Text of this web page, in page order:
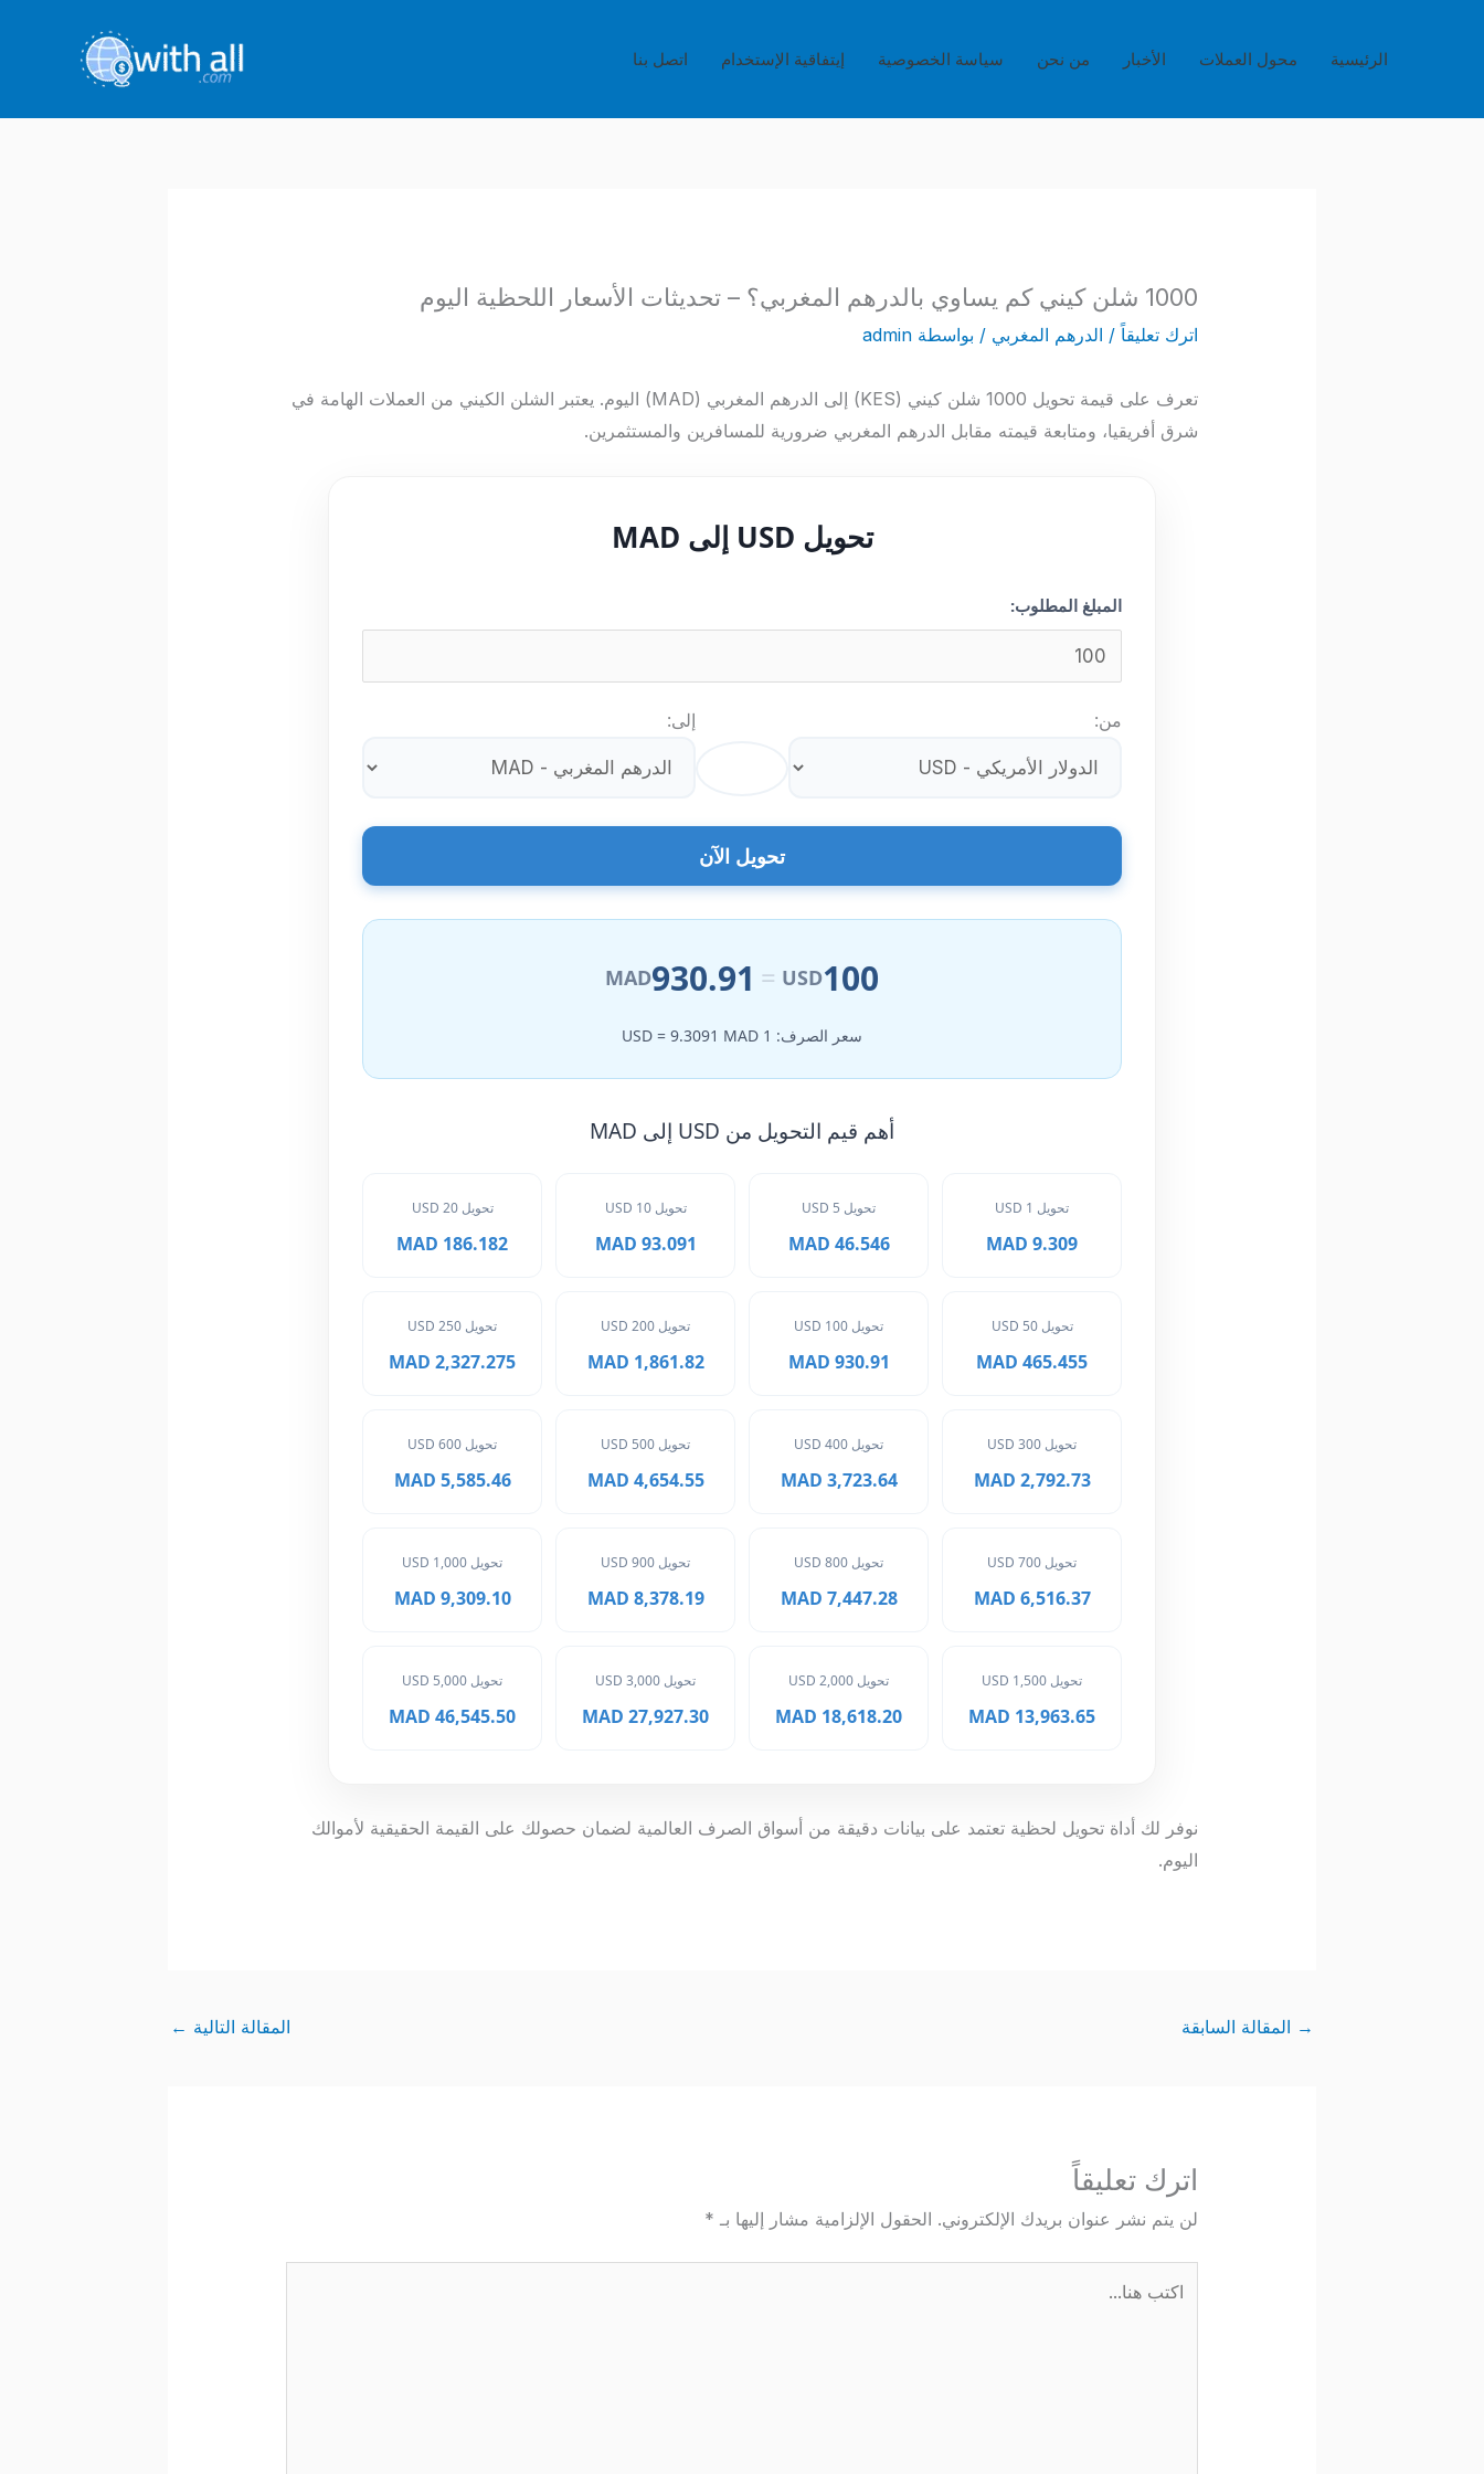
الرئيسية محول العملات الأخبار من نحن سياسة الخصوصية إيتفاقية الإستخدام اتصل بنا
1000 شلن كيني كم يساوي بالدرهم المغربي؟ – تحديثات الأسعار اللحظية اليوم
اترك تعليقاً / الدرهم المغربي / بواسطة admin
تعرف على قيمة تحويل 1000 شلن كيني (KES) إلى الدرهم المغربي (MAD) اليوم. يعتبر الشلن الكيني من العملات الهامة في
شرق أفريقيا، ومتابعة قيمته مقابل الدرهم المغربي ضرورية للمسافرين والمستثمرين.
تحويل USD إلى MAD
المبلغ المطلوب:
من: إلى:
تحويل الآن
100
USD
=
930.91
MAD
سعر الصرف: 1 USD = 9.3091 MAD
أهم قيم التحويل من USD إلى MAD
تحويل 1 USD
9.309 MAD
تحويل 5 USD
46.546 MAD
تحويل 10 USD
93.091 MAD
تحويل 20 USD
186.182 MAD
تحويل 50 USD
465.455 MAD
تحويل 100 USD
930.91 MAD
تحويل 200 USD
1,861.82 MAD
تحويل 250 USD
2,327.275 MAD
تحويل 300 USD
2,792.73 MAD
تحويل 400 USD
3,723.64 MAD
تحويل 500 USD
4,654.55 MAD
تحويل 600 USD
5,585.46 MAD
تحويل 700 USD
6,516.37 MAD
تحويل 800 USD
7,447.28 MAD
تحويل 900 USD
8,378.19 MAD
تحويل 1,000 USD
9,309.10 MAD
تحويل 1,500 USD
13,963.65 MAD
تحويل 2,000 USD
18,618.20 MAD
تحويل 3,000 USD
27,927.30 MAD
تحويل 5,000 USD
46,545.50 MAD
نوفر لك أداة تحويل لحظية تعتمد على بيانات دقيقة من أسواق الصرف العالمية لضمان حصولك على القيمة الحقيقية لأموالك
اليوم.
→ المقالة السابقة المقالة التالية ←
اترك تعليقاً
لن يتم نشر عنوان بريدك الإلكتروني. الحقول الإلزامية مشار إليها بـ *